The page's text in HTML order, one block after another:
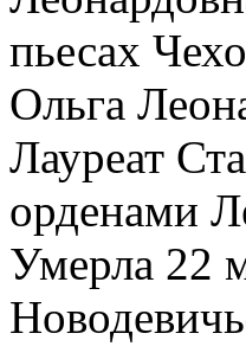
пьесах
Ольга
Лауреат
орденами
Умерла 22